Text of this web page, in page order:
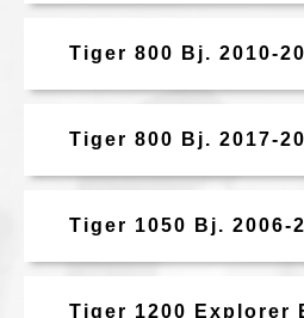
Tiger 800 Bj. 2010-
Tiger 800 Bj. 2017-
Tiger 1050 Bj. 2006-
Tiger 1200 Explorer